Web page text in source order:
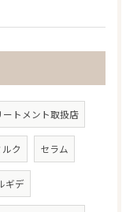
ートメント取扱店
ク セラム
ギデ